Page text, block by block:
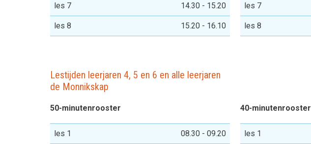
les 7 14.30 - 15.20
les 8 15.20 - 16.10
les 7
les 8
Lestijden leerjaren 4, 5 en 6 en alle leerjaren
de Monnikskap
50-minutenrooster
les 1 08.30 - 09.20
40-minutenrooster
les 1